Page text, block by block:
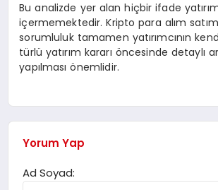
Bu analizde yer alan hiçbir ifade
içermemektedir. Kripto para alım
sorumluluk tamamen yatırımcının
türlü yatırım kararı öncesinde detaylı
yapılması önemlidir.
Yorum Yap
Ad Soyad: